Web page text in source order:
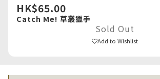
HK$65.00
Catch Me! 草叢獵手
Sold Out
Add to Wishlist